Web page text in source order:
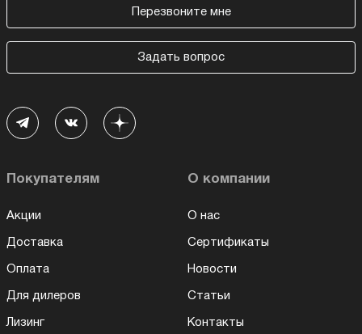
Перезвоните мне
Задать вопрос
Покупателям
Акции
Доставка
Оплата
Для дилеров
Лизинг
О компании
О нас
Сертификаты
Новости
Статьи
Контакты